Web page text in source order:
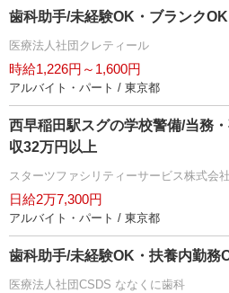
歯科助手/未経験OK・ブランクOK
医療法人社団クレティール
時給1,226円～1,600円
アルバイト・パート / 東京都
西早稲田駅スグの学校警備/当務
収32万円以上
スターツファシリティーサービス株式会社
日給2万7,300円
アルバイト・パート / 東京都
歯科助手/未経験OK・扶養内勤務
医療法人社団CSDS ななくに歯科